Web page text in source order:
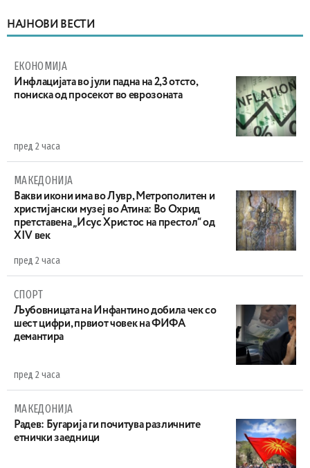
НАЈНОВИ ВЕСТИ
ЕКОНОМИЈА
Инфлацијата во јули падна на 2,3 отсто,
пониска од просекот во еврозоната
пред 2 часа
МАКЕДОНИЈА
Вакви икони има во Лувр, Метрополитен и
христијански музеј во Атина: Во Охрид
претставена „Исус Христос на престол“ од
XIV век
пред 2 часа
СПОРТ
Љубовницата на Инфантино добила чек со
шест цифри, првиот човек на ФИФА
демантира
пред 2 часа
МАКЕДОНИЈА
Радев: Бугарија ги почитува различните
етнички заедници